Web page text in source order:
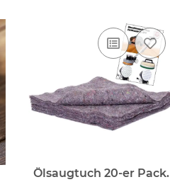
Ölsaugtuch 20-er Pack.